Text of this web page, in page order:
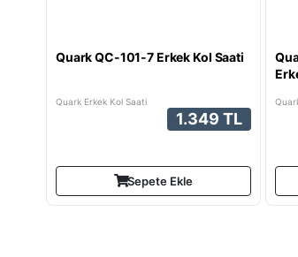
Quark QC-101-7 Erkek Kol Saati
Quark Erkek Kol Saati
1.349 TL
Sepete Ekle